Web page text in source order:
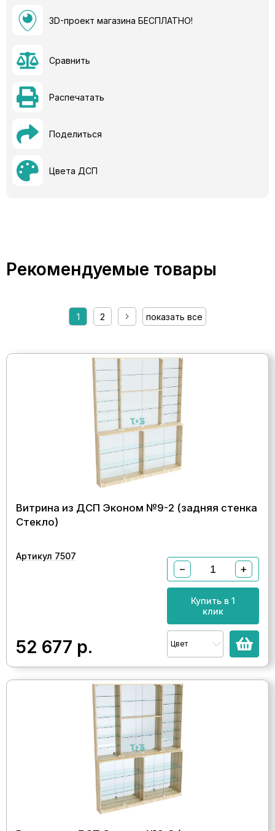
3D-проект магазина БЕСПЛАТНО!
Сравнить
Распечатать
Поделиться
Цвета ДСП
Рекомендуемые товары
1 2 показать все
Витрина из ДСП Эконом №9-2 (задняя стенка
Стекло)
Артикул 7507
52 677 р.
− +
Купить в 1
клик
Цвет